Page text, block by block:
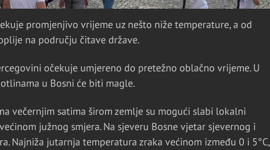
promjenjivo vrijeme uz nešto niže temperature, a od
na području čitave države.
očekuje umjereno do pretežno oblačno vrijeme. U
u Bosni će biti magle.
večernjim satima širom zemlje su mogući slabi lokalni
južnog smjera. Na sjeveru Bosne vjetar sjevernog i
Najniža jutarnja temperatura zraka većinom između 0 i 5°C,